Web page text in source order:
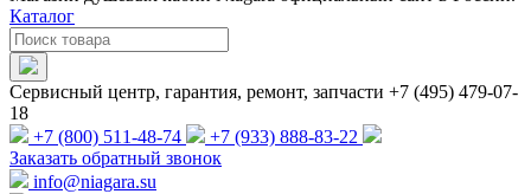
Каталог
Сервисный центр, гарантия, ремонт, запчасти +7 (495) 479-07-
18
+7 (800) 511-48-74
+7 (933) 888-83-22
Заказать обратный звонок
info@niagara.su